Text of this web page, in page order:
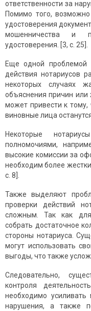
ответственности за
Помимо того,
удостоверения
мошенничества и
удостоверения. [3, с. 25].
Еще одной проблемой
действия нотариусов
некоторых случаях
объяснения причин или
может привести к
виновные лица
Некоторые
полномочиями,
высокие комиссии за
необходим более
с. 8].
Также выделяют
проверки действий
сложным. Так как
собрать достаточное
стороны нотариуса.
могут использовать
выгоды, что также
Следовательно,
контроля
необходимо
нарушения, а также